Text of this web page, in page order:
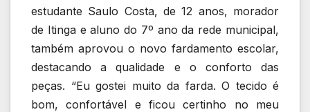
estudante Saulo Costa, de 12 anos, morador
de Itinga e aluno do 7º ano da rede municipal,
também aprovou o novo fardamento escolar,
destacando a qualidade e o conforto das
peças. “Eu gostei muito da farda. O tecido é
bom, confortável e ficou certinho no meu